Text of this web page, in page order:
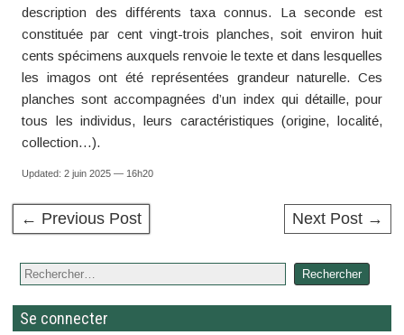
description des différents taxa connus. La seconde est
constituée par cent vingt-trois planches, soit environ huit
cents spécimens auxquels renvoie le texte et dans lesquelles
les imagos ont été représentées grandeur naturelle. Ces
planches sont accompagnées d’un index qui détaille, pour
tous les individus, leurs caractéristiques (origine, localité,
collection…).
Updated: 2 juin 2025 — 16h20
← Previous Post Next Post →
Se connecter